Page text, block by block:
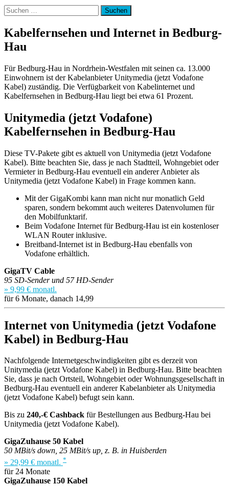
Suchen
nach:
Kabelfernsehen und Internet in Bedburg-
Hau
Für Bedburg-Hau in Nordrhein-Westfalen mit seinen ca. 13.000
Einwohnern ist der Kabelanbieter Unitymedia (jetzt Vodafone
Kabel) zuständig. Die Verfügbarkeit von Kabelinternet und
Kabelfernsehen in Bedburg-Hau liegt bei etwa 61 Prozent.
Unitymedia (jetzt Vodafone)
Kabelfernsehen in Bedburg-Hau
Diese TV-Pakete gibt es aktuell von Unitymedia (jetzt Vodafone
Kabel). Bitte beachten Sie, dass je nach Stadtteil, Wohngebiet oder
Vermieter in Bedburg-Hau eventuell ein anderer Anbieter als
Unitymedia (jetzt Vodafone Kabel) in Frage kommen kann.
Mit der GigaKombi kann man nicht nur monatlich Geld
sparen, sondern bekommt auch weiteres Datenvolumen für
den Mobilfunktarif.
Beim Vodafone Internet für Bedburg-Hau ist ein kostenloser
WLAN Router inklusive.
Breitband-Internet ist in Bedburg-Hau ebenfalls von
Vodafone erhältlich.
GigaTV Cable
95 SD-Sender und 57 HD-Sender
» 9,99 € monatl.
für 6 Monate, danach 14,99
Internet von Unitymedia (jetzt Vodafone
Kabel) in Bedburg-Hau
Nachfolgende Internetgeschwindigkeiten gibt es derzeit von
Unitymedia (jetzt Vodafone Kabel) in Bedburg-Hau. Bitte beachten
Sie, dass je nach Ortsteil, Wohngebiet oder Wohnungsgesellschaft in
Bedburg-Hau eventuell ein anderer Kabelanbieter als Unitymedia
(jetzt Vodafone Kabel) befugt sein kann.
Bis zu 240,-€ Cashback für Bestellungen aus Bedburg-Hau bei
Unitymedia (jetzt Vodafone Kabel).
GigaZuhause 50 Kabel
50 MBit/s down, 25 MBit/s up, z. B. in Huisberden
» 29,99 € monatl. *
für 24 Monate
GigaZuhause 150 Kabel